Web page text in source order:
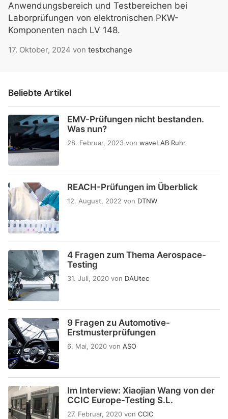
Anwendungsbereich und Testbereichen bei
Laborprüfungen von elektronischen PKW-
Komponenten nach LV 148.
17. Oktober, 2024 von testxchange
Beliebte Artikel
EMV-Prüfungen nicht bestanden.
Was nun?
28. Februar, 2023 von waveLAB Ruhr
REACH-Prüfungen im Überblick
12. August, 2022 von DTNW
4 Fragen zum Thema Aerospace-
Testing
31. Juli, 2020 von DAUtec
9 Fragen zu Automotive-
Erstmusterprüfungen
6. Mai, 2020 von ASO
Im Interview: Xiaojian Wang von der
CCIC Europe-Testing S.L.
27. Februar, 2020 von CCIC